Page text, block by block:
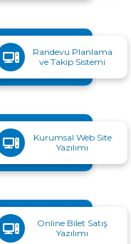
Randevu Planlama
ve Takip Sistemi
Kurumsal Web Site
Yazılımı
Online Bilet Satış
Yazılımı